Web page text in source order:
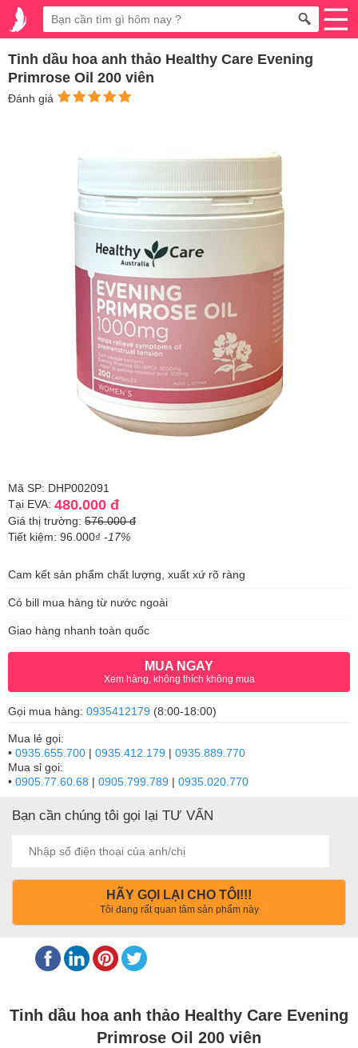
Tinh dầu hoa anh thảo Healthy Care Evening
Primrose Oil 200 viên
Đánh giá
Mã SP: DHP002091
Tại EVA: 480.000 đ
Giá thị trường: 576.000 đ
Tiết kiệm: 96.000₫ -17%
Cam kết sản phẩm chất lượng, xuất xứ rõ ràng
Có bill mua hàng từ nước ngoài
Giao hàng nhanh toàn quốc
MUA NGAY
Xem hàng, không thích không mua
Gọi mua hàng: 0935412179 (8:00-18:00)
Mua lẻ gọi:
• 0935.655.700 | 0935.412.179 | 0935.889.770
Mua sỉ gọi:
• 0905.77.60.68 | 0905.799.789 | 0935.020.770
Bạn cần chúng tôi gọi lại TƯ VẤN
HÃY GỌI LẠI CHO TÔI!!!
Tôi đang rất quan tâm sản phẩm này
Tinh dầu hoa anh thảo Healthy Care Evening
Primrose Oil 200 viên